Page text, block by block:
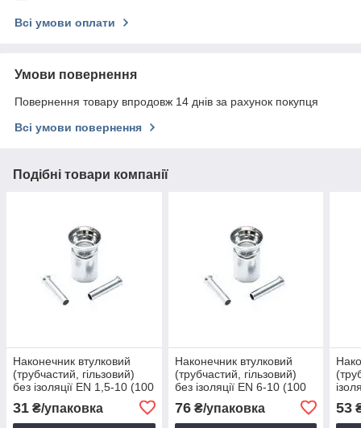
Всі умови оплати
Умови повернення
Повернення товару впродовж 14 днів за рахунок покупця
Всі умови повернення
Подібні товари компанії
Наконечник втулковий
(трубчастий, гільзовий)
без ізоляції EN 1,5-10 (100
31 ₴/упаковка
Наконечник втулковий
(трубчастий, гільзовий)
без ізоляції EN 6-10 (100
76₴/упаковка 53